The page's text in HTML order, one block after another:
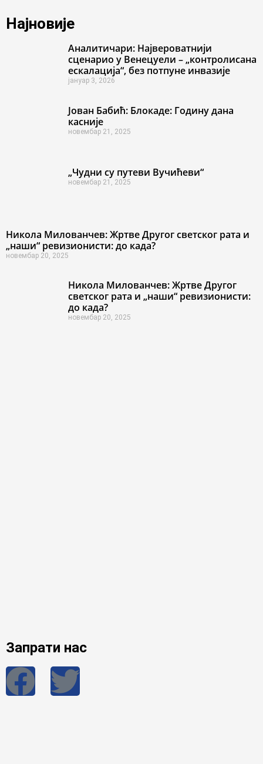
Најновије
Аналитичари: Највероватнији
сценарио у Венецуели – „контролисана
ескалација“, без потпуне инвазије
јануар 3, 2026
Јован Бабић: Блокаде: Годину дана
касније
новембар 21, 2025
„Чудни су путеви Вучићеви“
новембар 21, 2025
Никола Милованчев: Жртве Другог светског рата и
„наши“ ревизионисти: до када?
новембар 20, 2025
Никола Милованчев: Жртве Другог
светског рата и „наши“ ревизионисти:
до када?
новембар 20, 2025
Запрати нас